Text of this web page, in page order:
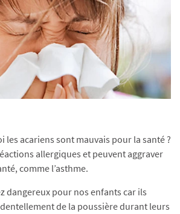
les acariens sont mauvais pour la santé ?
allergiques et peuvent aggraver
comme l’asthme.
dangereux pour nos enfants car ils
de la poussière durant leurs